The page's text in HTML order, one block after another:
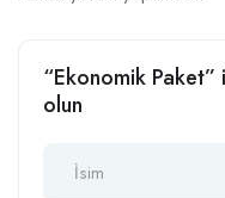
“Ekonomik
olun